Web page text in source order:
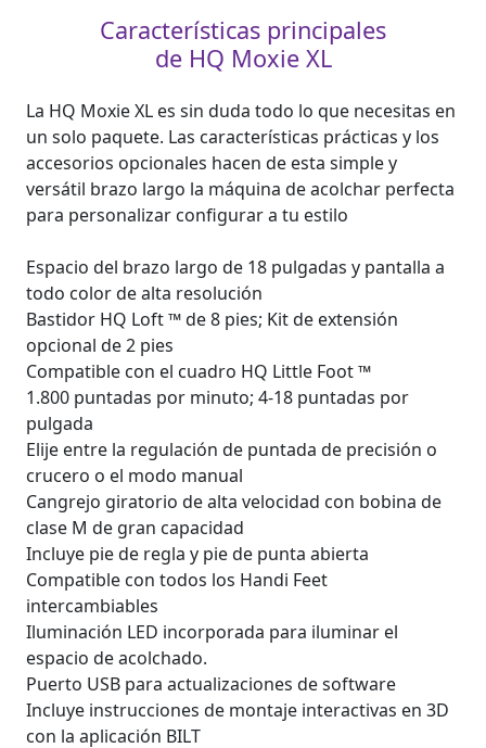
Características principales
de HQ Moxie XL
La HQ Moxie XL es sin duda todo lo que necesitas en
un solo paquete. Las características prácticas y los
accesorios opcionales hacen de esta simple y
versátil brazo largo la máquina de acolchar perfecta
para personalizar configurar a tu estilo
Espacio del brazo largo de 18 pulgadas y pantalla a
todo color de alta resolución
Bastidor HQ Loft ™ de 8 pies; Kit de extensión
opcional de 2 pies
Compatible con el cuadro HQ Little Foot ™
1.800 puntadas por minuto; 4-18 puntadas por
pulgada
Elije entre la regulación de puntada de precisión o
crucero o el modo manual
Cangrejo giratorio de alta velocidad con bobina de
clase M de gran capacidad
Incluye pie de regla y pie de punta abierta
Compatible con todos los Handi Feet
intercambiables
Iluminación LED incorporada para iluminar el
espacio de acolchado.
Puerto USB para actualizaciones de software
Incluye instrucciones de montaje interactivas en 3D
con la aplicación BILT